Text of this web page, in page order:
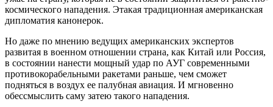
космического нападения. Этакая традиционная американская
дипломатия канонерок.
Но даже по мнению ведущих американских экспертов
развитая в военном отношении страна, как Китай или Россия,
в состоянии нанести мощный удар по АУГ современными
противокорабельными ракетами раньше, чем сможет
подняться в воздух ее палубная авиация. И мгновенно
обессмыслить саму затею такого нападения.